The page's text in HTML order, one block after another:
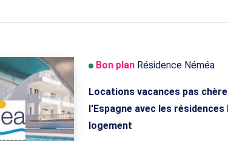
Bon planRésidence Néméa
Locations vacances pas
l'Espagne avec les résidences
logement